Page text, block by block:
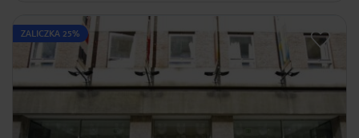
ZALICZKA 25%